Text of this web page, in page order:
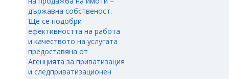
държавна собственост.
Ще се подобри
ефективността на работа
и качеството на услугата
предоставяна от
Агенцията за приватизация
и следприватизационен